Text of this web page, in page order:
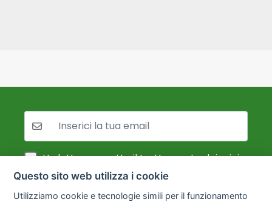
La tua mail:
Ho letto e accetto il trattamento dei miei
dati personali ai sensi del GDPR, come
Questo sito web utilizza i cookie
Utilizziamo cookie e tecnologie simili per il funzionamento